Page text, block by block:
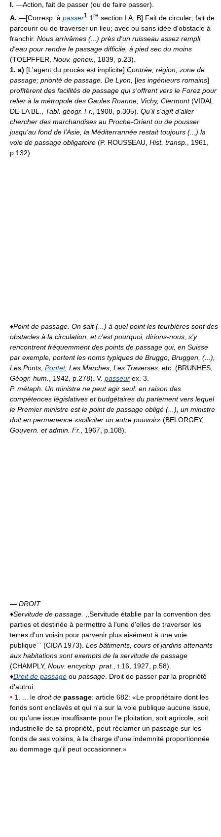
I. —Action, fait de passer (ou de faire passer).
A. —[Corresp. à passer1 1 re section I A, B] Fait de circuler; fait de
parcourir ou de traverser un lieu; avec ou sans idée d'obstacle à
franchir. Nous arrivâmes (...) près d'un ruisseau assez rempli
d'eau pour rendre le passage difficile, à pied sec du moins
(TOEPFFER, Nouv. genev.
, 1839, p.23).
1. a) [L'agent du procès est implicite] Contrée, région, zone de
passage; priorité de passage. De Lyon, [les ingénieurs romains]
profitèrent des facilités de passage qui s'offrent vers le Forez pour
relier à la métropole des Gaules Roanne, Vichy, Clermont(VIDAL
DE LA BL., Tabl. géogr. Fr. , 1908, p.305). Qu'il s'agît d'aller
chercher des marchandises au Proche-Orient ou de pousser
jusqu'au fond de l'Asie, la Méditerrannée restait toujours (...) la
voie de passage obligatoire (P. ROUSSEAU, Hist. transp.
, 1961,
p.132).
♦Point de passage. On sait (...) à quel point les tourbières sont des
obstacles à la circulation, et c'est pourquoi, dirions-nous, s'y
rencontrent fréquemment des points de passage qui, en Suisse
par exemple, portent les noms typiques de Bruggo, Bruggen, (...),
Les Ponts, Pontet, Les Marches, Les Traverses , etc. (BRUNHES,
Géogr. hum.
, 1942, p.278). V. passeur ex. 3.
P. métaph. Un ministre ne peut agir seul: en raison des
compétences législatives et budgétaires du parlement vers lequel
le Premier ministre est le point de passage obligé (...), un ministre
doit en permanence «solliciter un autre pouvoir» (BELORGEY,
Gouvern. et admin. Fr.
, 1967, p.108).
— DROIT
♦Servitude de passage.
,,Servitude établie par la convention des
parties et destinée à permettre à l'une d'elles de traverser les
terres d'un voisin pour parvenir plus aisément à une voie
publique`` (CIDA 1973). Les bâtiments, cours et jardins attenants
aux habitations sont exempts de la servitude de passage
(CHAMPLY, Nouv. encyclop. prat.
, t.16, 1927, p.58).
♦Droit de passage ou passage . Droit de passer par la propriété
d'autrui:
• 1. ... le droit de passage: article 682: «Le propriétaire dont les
fonds sont enclavés et qui n'a sur la voie publique aucune issue,
ou qu'une issue insuffisante pour l'e.ploitation, soit agricole, soit
industrielle de sa propriété, peut réclamer un passage sur les
fonds de ses voisins, à la charge d'une indemnité proportionnée
au dommage qu'il peut occasionner.»